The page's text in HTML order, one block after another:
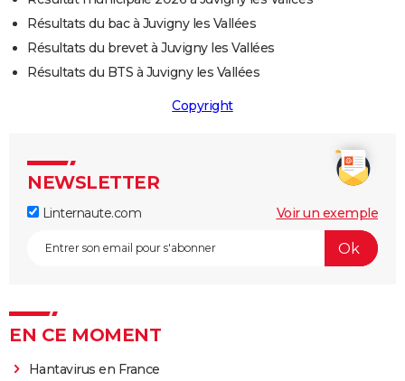
Résultats du bac à Juvigny les Vallées
Résultats du brevet à Juvigny les Vallées
Résultats du BTS à Juvigny les Vallées
Copyright
NEWSLETTER
Linternaute.com Voir un exemple
EN CE MOMENT
Hantavirus en France